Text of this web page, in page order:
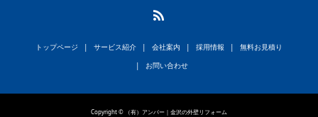
トップページ サービス紹介 会社案内 採用情報
無料お見積り
お問い合わせ
Copyright © （有）アンバー｜金沢の外壁リフォーム